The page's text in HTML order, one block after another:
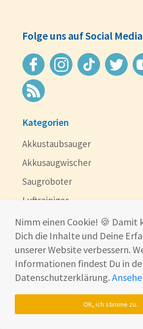
Folge uns auf Social
Kategorien
Akkustaubsauger
Akkusaugwischer
Saugroboter
Luftreiniger
Mobile Klimaanlagen
Wischroboter
Fensterroboter
Smartwatch
Drohnen
Balkonkraftwerk
Nimm einen Cookie! 🍪 Damit
Dich die Inhalte und Deine
unserer Website verbessern.
Informationen findest Du in
Datenschutzerklärung.
OK, ich stimme zu.